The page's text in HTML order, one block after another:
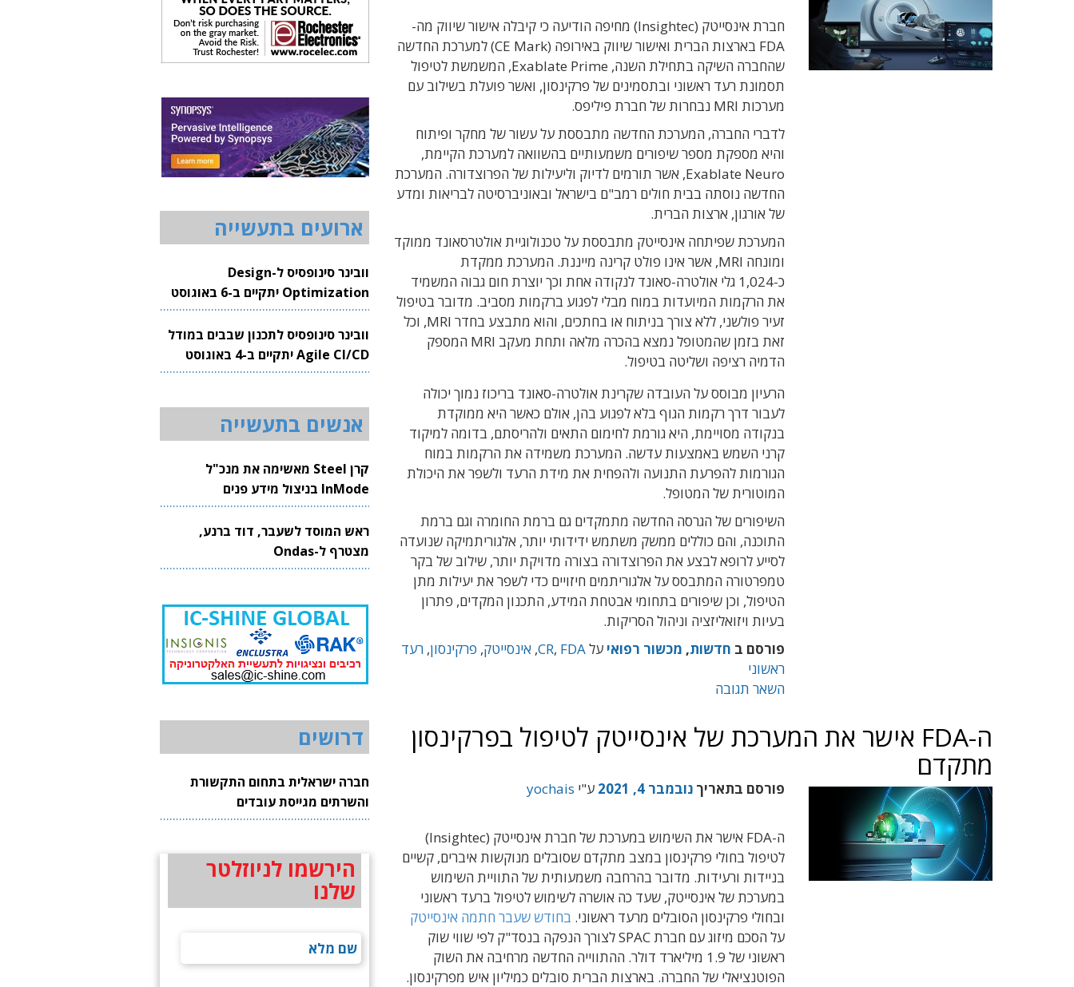
חברת אינסייטק (Insightec) מחיפה הודיעה כי קיבלה אישור שיווק מה-
FDA בארצות הברית ואישור שיווק באירופה (CE Mark) למערכת החדשה
שהחברה השיקה בתחילת השנה, Exablate Prime, המשמשת לטיפול
תסמונת רעד ראשוני ובתסמינים של פרקינסון, ואשר פועלת בשילוב עם
מערכות MRI נבחרות של חברת פיליפס.
לדברי החברה, המערכת החדשה מתבססת על עשור של מחקר ופיתוח
והיא מספקת מספר שיפורים משמעותיים בהשוואה למערכת הקיימת,
Exablate Neuro, אשר תורמים לדיוק וליעילות של הפרוצדורה. המערכת
החדשה נוסתה בבית חולים רמב"ם בישראל ובאוניברסיטה לבריאות ומדע
של אורגון, ארצות הברית.
המערכת שפיתחה אינסייטק מתבססת על טכנולוגיית אולטרסאונד ממוקד
ומונחה MRI, אשר אינו פולט קרינה מייננת. המערכת ממקדת
כ-1,024 גלי אולטרה-סאונד לנקודה אחת וכך יוצרת חום גבוה המשמיד
את הרקמות המיועדות במוח מבלי לפגוע ברקמות מסביב. מדובר בטיפול
זעיר פולשני, ללא צורך בניתוח או בחתכים, והוא מתבצע בחדר MRI, וכל
זאת בזמן שהמטופל נמצא בהכרה מלאה ותחת מעקב MRI המספק
הדמיה רציפה ושליטה בטיפול.
הרעיון מבוסס על העובדה שקרינת אולטרה-סאונד בריכוז נמוך יכולה
לעבור דרך רקמות הגוף בלא לפגוע בהן, אולם כאשר היא ממוקדת
בנקודה מסויימת, היא גורמת לחימום התאים ולהריסתם, בדומה למיקוד
קרני השמש באמצעות עדשה. המערכת משמידה את הרקמות במוח
הגורמות להפרעת התנועה ולהפחית את מידת הרעד ולשפר את היכולת
המוטורית של המטופל.
השיפורים של הגרסה החדשה מתמקדים גם ברמת החומרה וגם ברמת
התוכנה, והם כוללים ממשק משתמש ידידותי יותר, אלגוריתמיקה שנועדה
לסייע לרופא לבצע את הפרוצדורה בצורה מדויקת יותר, שילוב של בקר
טמפרטורה המתבסס על אלגוריתמים חיזויים כדי לשפר את יעילות מתן
הטיפול, וכן שיפורים בתחומי אבטחת המידע, התכנון המקדים, פתרון
בעיות ויזואליזציה וניהול הסריקות.
פורסם ב חדשות, מכשור רפואי על CR, FDA
, אינסייטק, פרקינסון, רעד
ראשוני
השאר תגובה
ה-FDA אישר את המערכת של אינסייטק לטיפול בפרקינסון
מתקדם
פורסם בתאריך נובמבר 4, 2021 ע"י yochais
ה-FDA אישר את השימוש במערכת של חברת אינסייטק (Insightec)
לטיפול בחולי פרקינסון במצב מתקדם שסובלים מנוקשות איברים, קשיים
בניידות ורעידות. מדובר בהרחבה משמעותית של התוויית השימוש
במערכת של אינסייטק, שעד כה אושרה לשימוש לטיפול ברעד ראשוני
ובחולי פרקינסון הסובלים מרעד ראשוני. בחודש שעבר חתמה אינסייטק
על הסכם מיזוג עם חברת SPAC לצורך הנפקה בנסד"ק לפי שווי שוק
ראשוני של 1.9 מיליארד דולר. ההתווייה החדשה מרחיבה את השוק
הפוטנציאלי של החברה. בארצות הברית סובלים כמיליון איש מפרקינסון.
ארועים בתעשייה
וובינר סינופסיס ל-Design
Optimization יתקיים ב-6 באוגוסט
2026
וובינר סינופסיס לתכנון שבבים במודל
Agile CI/CD יתקיים ב-4 באוגוסט
2026
אנשים בתעשייה
קרן Steel מאשימה את מנכ"ל
InMode בניצול מידע פנים
ראש המוסד לשעבר, דוד ברנע,
מצטרף ל-Ondas
דרושים
חברה ישראלית בתחום התקשורת
והשרתים מגייסת עובדים
הירשמו לניוזלטר
שלנו